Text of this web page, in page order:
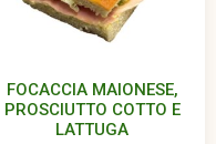
FOCACCIA MAIONESE,
PROSCIUTTO COTTO E
LATTUGA